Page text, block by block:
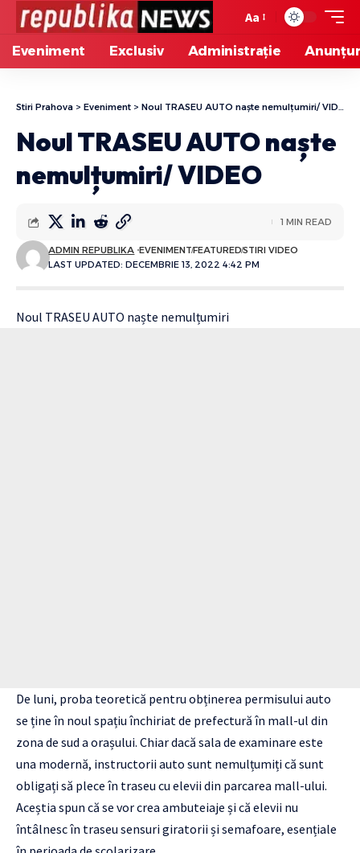
Aa
Eveniment Exclusiv Administrație
Stiri Prahova > Eveniment > Noul TRASEU AUTO naște nemulțumiri/ VIDEO
Noul TRASEU AUTO naște
nemulțumiri/ VIDEO
LAST UPDATED: DECEMBRIE 13, 2022 4:42 PM
ADMIN REPUBLIKA EVENIMENTFEATUREDSTIRI VIDEO
1 MIN READ
Noul TRASEU AUTO naște nemulțumiri
De luni, proba teoretică pentru obținerea permisului auto
se ține în noul spațiu închiriat de prefectură în mall-ul din
zona de sud a orașului. Chiar dacă sala de examinare este
una modernă, instructorii auto sunt nemulțumiți că sunt
obligați să plece în traseu cu elevii din parcarea mall-ului.
Aceștia spun că se vor crea ambuteiaje și că elevii nu
întâlnesc în traseu sensuri giratorii și semafoare, esențiale